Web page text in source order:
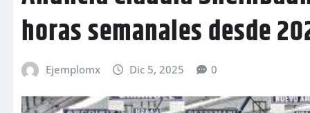
horas semanales desde
Ejemplomx Dic 5, 2025 0